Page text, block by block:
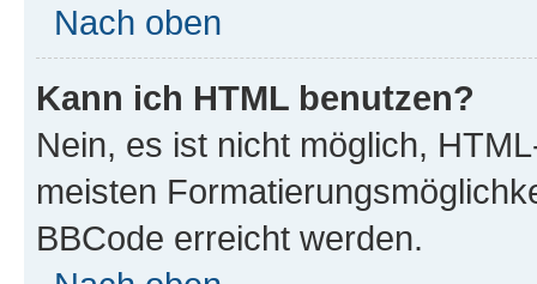
Nach oben
Kann ich HTML benutzen?
Nein, es ist nicht möglich,
meisten
BBCode erreicht werden.